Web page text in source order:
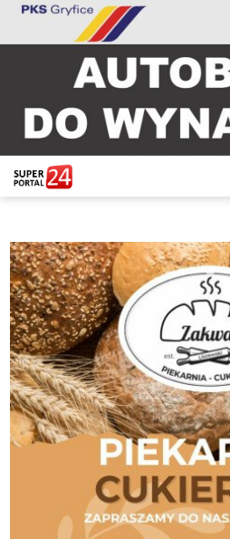
STRONA GŁÓWNA
POWIAT GRYFICKI
WIADOMOŚCI Z LASU
STUDIO SUPERPORTALU
KONTAKT
REDAKCJA
REGULAMIN